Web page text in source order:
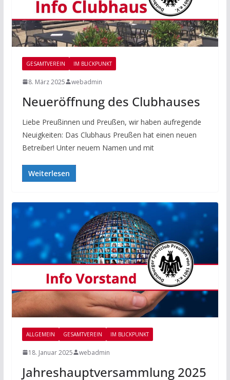
GESAMTVEREIN IM BLICKPUNKT
8. März 2025 webadmin
Neueröffnung des Clubhauses
Liebe Preußinnen und Preußen, wir haben aufregende
Neuigkeiten: Das Clubhaus Preußen hat einen neuen
Betreiber! Unter neuem Namen und mit
Weiterlesen
ALLGEMEIN GESAMTVEREIN IM BLICKPUNKT
18. Januar 2025 webadmin
Jahreshauptversammlung 2025